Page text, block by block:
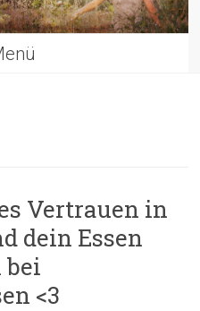
Vertrauen in
dein Essen
bei
<3